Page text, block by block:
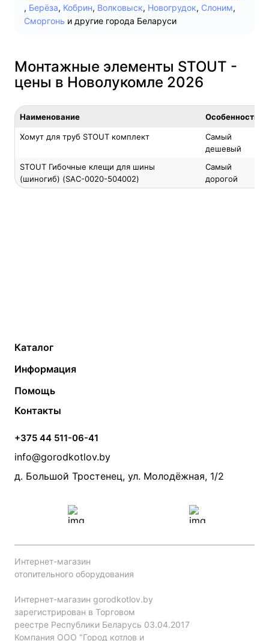
, Берёза, Кобрин, Волковыск, Новогрудок, Слоним,
Сморгонь и другие города Беларуси
Монтажные элементы STOUT -
цены в Новолукомле 2026
Наименование Особенность
Хомут для труб STOUT комплект
Самый
дешевый
STOUT Гибочные клещи для шины
(шиногиб) (SAC-0020-504002)
Самый
дорогой
Каталог
Твердотопливные котлы
Электрические котлы
Банные печи
Камины и печи
Теплый пол
Радиаторы
Насосы
Дымоходы
Информация
Контакты
Статьи
Акции
Производители
Помощь
Монтаж систем отопления
Прайс по монтажу систем отопления
Проект систем отопления
Контакты
+375 44 511-06-41
info@gorodkotlov.by
д. Большой Тростенец, ул. Молодёжная, 1/2
Интернет-магазин
отопительного оборудования
Интернет-магазин gorodkotlov.by
зарегистрирован в Торговом
реестре Республики Беларусь 03.04.2017
Компания ООО "Город котлов и